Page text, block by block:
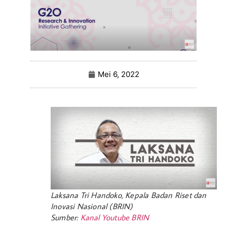
Mei 6, 2022
Laksana Tri Handoko, Kepala Badan Riset dan
Inovasi Nasional (BRIN)
Sumber: Kanal Youtube BRIN